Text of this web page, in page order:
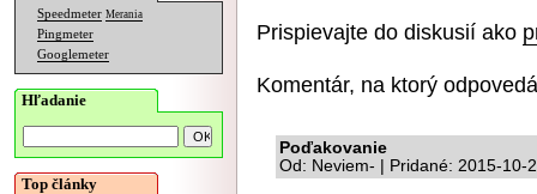
Speedmeter Merania
Pingmeter
Googlemeter
Hľadanie
Top články
Prispievajte do diskusií ako
Komentár, na ktorý
Poďakovanie
Od: Neviem- | Pridané: 2015-10-